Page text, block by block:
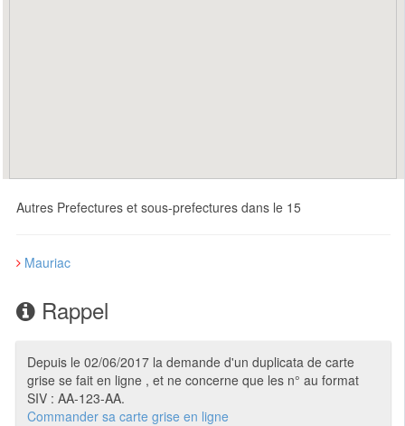
Autres Prefectures et sous-prefectures dans le 15
Mauriac
Rappel
Depuis le 02/06/2017 la demande d'un duplicata de carte
grise se fait en ligne , et ne concerne que les n° au format
SIV : AA-123-AA.
Commander sa carte grise en ligne